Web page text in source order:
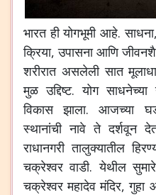
भारत ही योगभूमी आहे.
क्रिया, उपासना आणि
शरीरात असलेली सात
मुळ उद्दिष्ट. योग साधनेच्या
विकास झाला. आजच्या
स्थानांची नावे ते दर्शवून
राधानगरी तालुक्यातील
चक्रेश्वर वाडी. येथील
चक्रेश्वर महादेव मंदिर, गुहा